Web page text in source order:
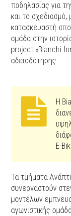
ποδηλασίας για
και το
κατασκευαστή
ομάδα στην
project «Bianchi
αδειοδότησης.
Η
E-
Τα τμήματα
συνεργαστούν
μοντέλων
αγωνιστικής